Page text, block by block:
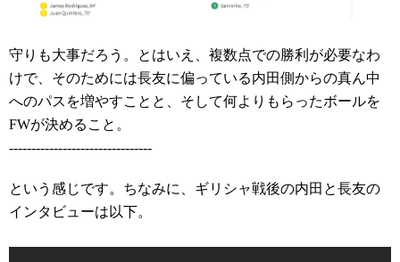
守りも大事だろう。とはいえ、複数点での勝利が必要なわ
けで、そのためには長友に偏っている内田側からの真ん中
へのパスを増やすことと、そして何よりもらったボールを
FWが決めること。
--------------------------------
という感じです。ちなみに、ギリシャ戦後の内田と長友の
インタビューは以下。